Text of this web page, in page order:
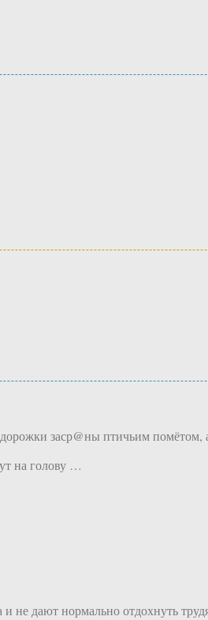
заср@ны птичьим
на голову …
дают нормально отдохнуть